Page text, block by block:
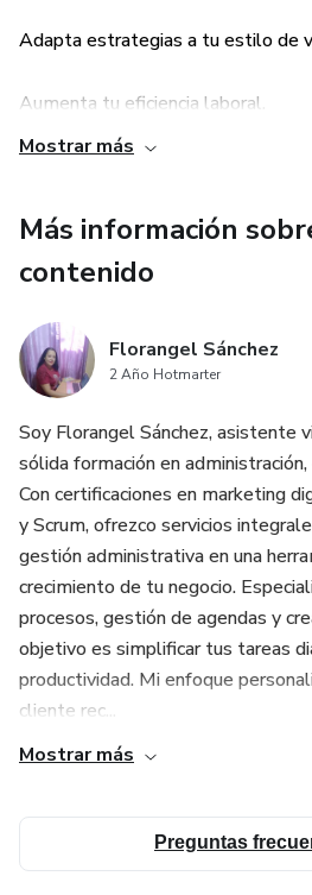
Profesionales independientes y
Estudiantes universitarios y de
Padres y madres trabajadores.
Creativos, artistas, consultores y
Beneficios para los Compradores:
Aumento de la Productividad:
tiempo.
Mejora del Equilibrio Vida-
sin sacrificar tu vida personal.
Crecimiento Profesional:
profesional.
Establecimiento de Autoridad:
atractivo en tu sector.
Acceso a contenido exclusivo y
Adapta estrategias a tu estilo de
Aumenta tu eficiencia laboral.
Ideal para profesionales,
Mostrar más
Más información
contenido
Florangel Sánchez
2 Año Hotmarter
Soy Florangel Sánchez, asistente
sólida formación en
Con certificaciones en marketing
y Scrum, ofrezco servicios
gestión administrativa en una
crecimiento de tu negocio.
procesos, gestión de agendas y
objetivo es simplificar tus tareas
productividad. Mi enfoque
cliente rec...
Mostrar más
Preguntas